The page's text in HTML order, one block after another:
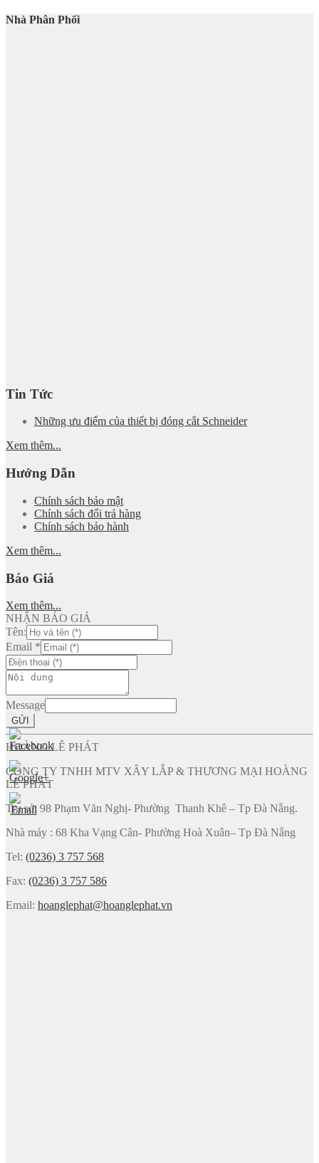
Nhà Phân Phối
Tin Tức
Những ưu điểm của thiết bị đóng cắt Schneider
Xem thêm...
Hướng Dẫn
Chính sách bảo mật
Chính sách đổi trả hàng
Chính sách bảo hành
Xem thêm...
Báo Giá
Xem thêm...
NHẬN BÁO GIÁ
Tên:
Email *
Message
GỬI
HOÀNG LÊ PHÁT
CÔNG TY TNHH MTV XÂY LẮP & THƯƠNG MẠI HOÀNG
LÊ PHÁT
Trụ sở: 98 Phạm Văn Nghị- Phường Thanh Khê – Tp Đà Nẵng.
Nhà máy : 68 Kha Vạng Cân- Phường Hoà Xuân– Tp Đà Nẵng
Tel: (0236) 3 757 568
Fax: (0236) 3 757 586
Email: hoanglephat@hoanglephat.vn